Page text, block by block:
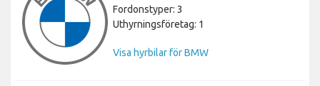
Fordonstyper: 3
Uthyrningsföretag: 1
Visa hyrbilar för BMW